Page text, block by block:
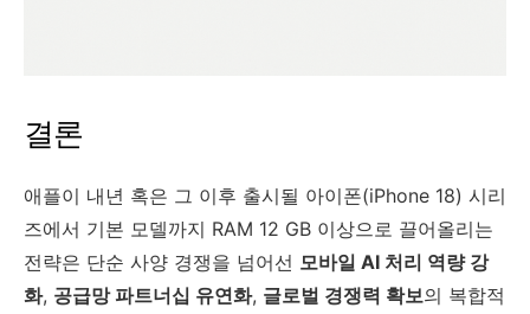
결론
애플이 내년 혹은 그 이후 출시될 아이폰(iPhone 18) 시리
즈에서 기본 모델까지 RAM 12 GB 이상으로 끌어올리는
전략은 단순 사양 경쟁을 넘어선 모바일 AI 처리 역량 강
화, 공급망 파트너십 유연화, 글로벌 경쟁력 확보의 복합적